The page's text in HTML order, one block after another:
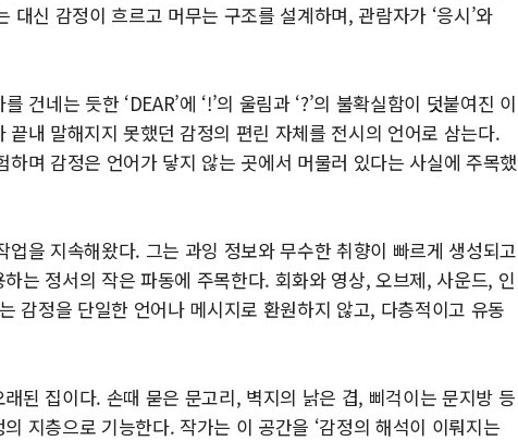
신 감정이 흐르고 머무는 구조를 설계하며, 관람자가 ‘응시’와
건네는 듯한 ‘DEAR’에 ‘!’의 울림과 ‘?’의 불확실함이 덧붙여진 이
내 말해지지 못했던 감정의 편린 자체를 전시의 언어로 삼는다.
며 감정은 언어가 닿지 않는 곳에서 머물러 있다는 사실에 주목했
을 지속해왔다. 그는 과잉 정보와 무수한 취향이 빠르게 생성되고
는 정서의 작은 파동에 주목한다. 회화와 영상, 오브제, 사운드, 인
감정을 단일한 언어나 메시지로 환원하지 않고, 다층적이고 유동
된 집이다. 손때 묻은 문고리, 벽지의 낡은 겹, 삐걱이는 문지방 등
지층으로 기능한다. 작가는 이 공간을 ‘감정의 해석이 이뤄지는